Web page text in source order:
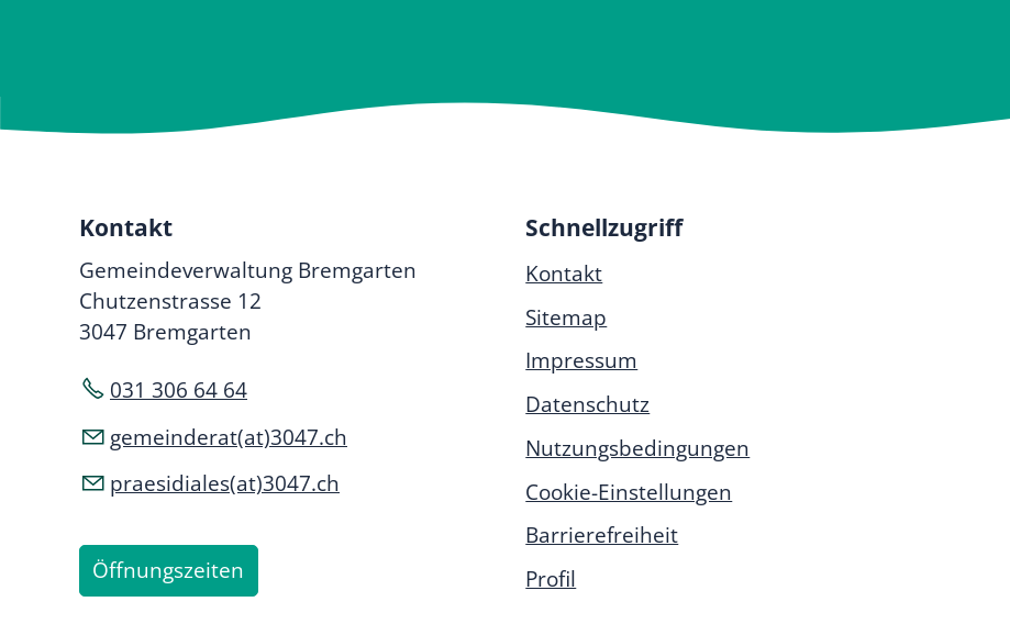
Kontakt
Gemeindeverwaltung Bremgarten
Chutzenstrasse 12
3047 Bremgarten
031 306 64 64
gemeinderat(at)3047.ch
praesidiales(at)3047.ch
Öffnungszeiten
Schnellzugriff
Kontakt
Sitemap
Impressum
Datenschutz
Nutzungsbedingungen
Cookie-Einstellungen
Barrierefreiheit
Profil